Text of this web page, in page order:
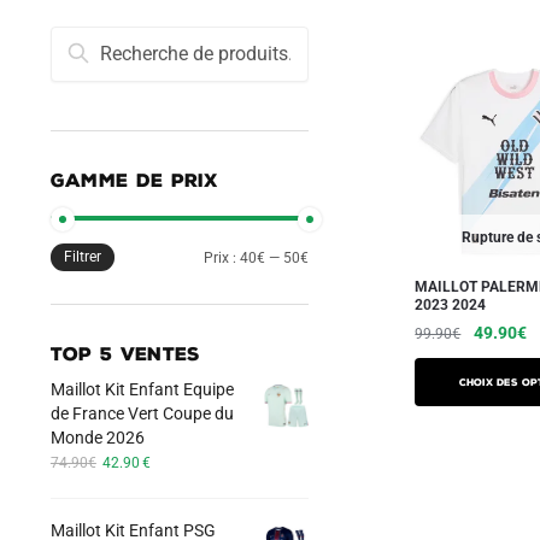
Rupture de
MAILLOT
2023 2024
99.90€
Le
prix
initial
était :
49.90€Le
Choix des
produit
Recherche
pour :
Recherche
GAMME DE PRIX
Filtrer Prix :40€ — 50€
TOP 5 VENTES
Maillot Kit Enfant Equipe
de France Vert Coupe du
Monde 2026
74.90€ Le
était :
42.90 €Le
est :
Maillot Kit Enfant PSG